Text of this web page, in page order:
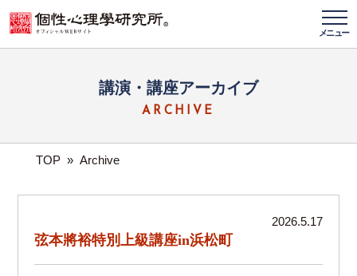
メニュー
講演・講座アーカイブ
ARCHIVE
TOP » Archive
2026.5.17
弦本將裕特別上級講座in浜松町